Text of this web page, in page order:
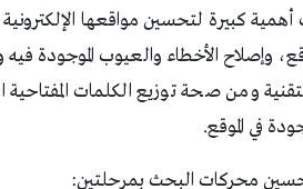
أهمية كبيرة لتحسين مواقعها
وإصلاح الأخطاء والعيوب الموجودة
ومن صحة توزيع الكلمات
في الموقع.
محركات البحث بمرحلتين: